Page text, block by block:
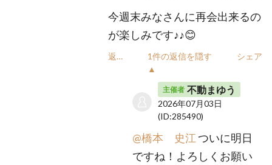
今週末みなさんに再会出来るの
が楽しみです♪♪😊
返信
1件の返信を隠す
▲
シェア
主催者 不動まゆう
2026年07月03日
(ID:285490)
@橋本 史江ついに明日
ですね！よろしくお願い